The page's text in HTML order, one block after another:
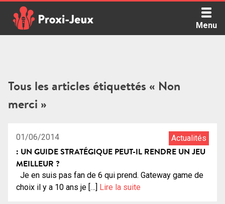
content
Menu
Tous les articles étiquettés « Non
merci »
01/06/2014 Actualités
: UN GUIDE STRATÉGIQUE PEUT-IL RENDRE UN JEU
MEILLEUR ?
Je en suis pas fan de 6 qui prend. Gateway game de
choix il y a 10 ans je […] Lire la suite